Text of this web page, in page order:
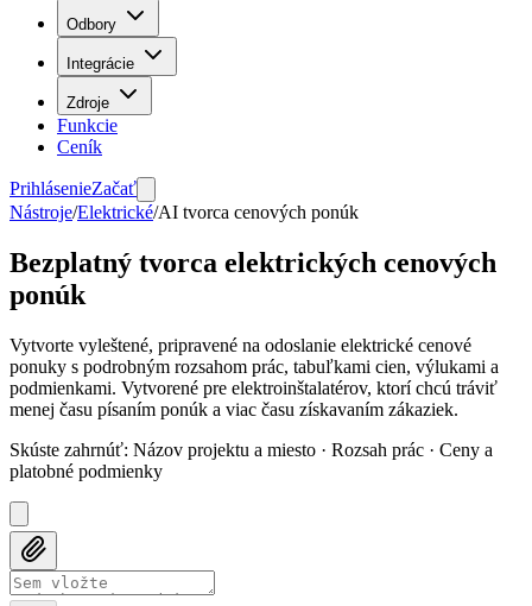
Odbory
Integrácie
Zdroje
Funkcie
Ceník
PrihlásenieZačať
Nástroje/Elektrické/AI tvorca cenových ponúk
Bezplatný tvorca elektrických cenových
ponúk
Vytvorte vyleštené, pripravené na odoslanie elektrické cenové
ponuky s podrobným rozsahom prác, tabuľkami cien, výlukami a
podmienkami. Vytvorené pre elektroinštalatérov, ktorí chcú tráviť
menej času písaním ponúk a viac času získavaním zákaziek.
Skúste zahrnúť: Názov projektu a miesto · Rozsah prác · Ceny a
platobné podmienky